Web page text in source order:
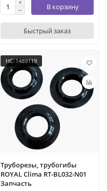
В корзину
Быстрый заказ
НС-1489119
Труборезы, трубогибы
ROYAL Clima RT-BL032-N01
Запчасть